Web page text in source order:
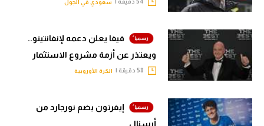
سعودي في الجول
فيفا يعلن دعمه لإنفانتينو..
ويعتذر عن أزمة مشروع الاستثمار
الكرة الأوروبية
إيفرتون يضم نورجارد من
أرسنال